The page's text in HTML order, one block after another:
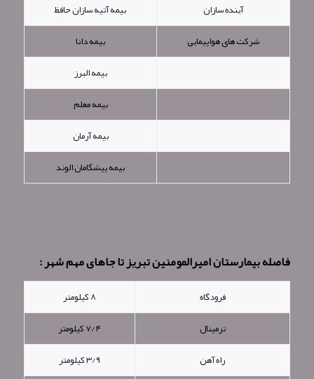
آینده سازان
بیمه آتیه سازان حافظ
شرکت های هواپیمایی
بیمه دانا
بیمه البرز
بیمه معلم
بیمه آرمان
بیمه پیشگامان الوند
فاصله بیمارستان امیرالمومنین تبریز تا جاهای مهم شهر :
فرودگاه
۸ کیلومتر
ترمینال
۷/۴ کیلومتر
راه آهن
۳/۹ کیلومتر